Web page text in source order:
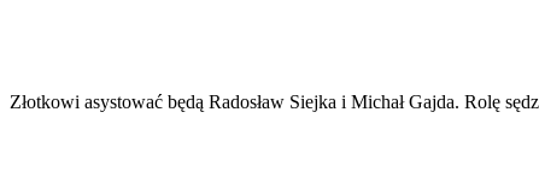
Złotkowi asystować będą Radosław Siejka i Michał Gajda. Rolę